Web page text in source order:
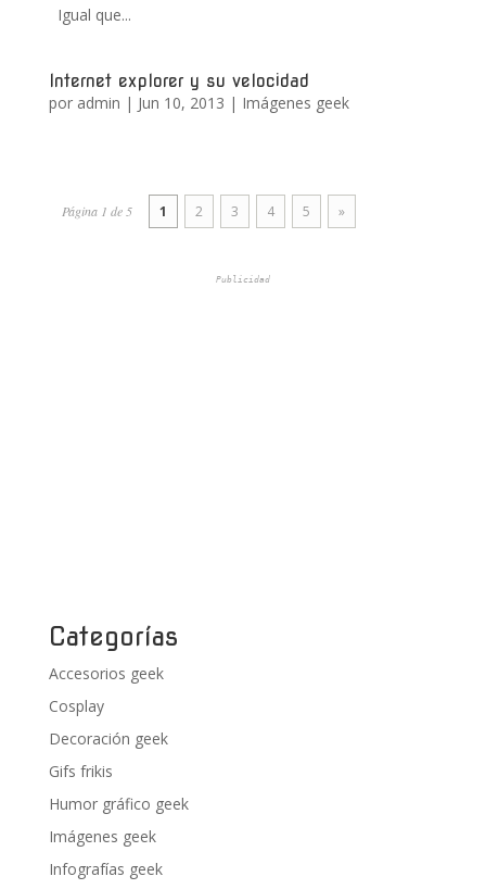
Igual que...
Internet explorer y su velocidad
por admin | Jun 10, 2013 | Imágenes geek
Página 1 de 5 1 2 3 4 5 »
Publicidad
Categorías
Accesorios geek
Cosplay
Decoración geek
Gifs frikis
Humor gráfico geek
Imágenes geek
Infografías geek